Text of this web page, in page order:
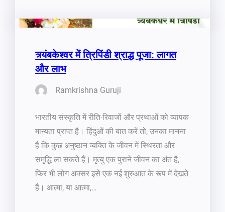
त्र्यंबकेश्वर में त्रिपिंडी श्राद्ध पूजा: लागत
और लाभ
Ramkrishna Guruji
भारतीय संस्कृति में रीति-रिवाजों और प्रथाओं को व्यापक
मान्यता प्राप्त है। हिंदुओं की बात करें तो, उनका मानना
है कि कुछ अनुष्ठान व्यक्ति के जीवन में स्थिरता और
समृद्धि ला सकते हैं। मृत्यु एक पुराने जीवन का अंत है,
फिर भी लोग अक्सर इसे एक नई शुरुआत के रूप में देखते
हैं। आत्मा, या आत्मा,…